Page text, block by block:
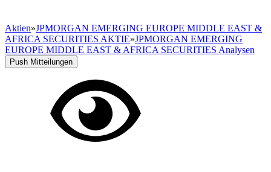
Aktien»JPMORGAN EMERGING EUROPE MIDDLE EAST &
AFRICA SECURITIES AKTIE»JPMORGAN EMERGING
EUROPE MIDDLE EAST & AFRICA SECURITIES Analysen
Push Mitteilungen